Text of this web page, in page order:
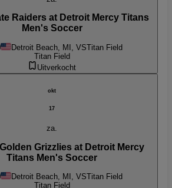
Raiders at Detroit Mercy Titans
Men's Soccer
Detroit Beach, MI, VSTitan Field
Titan Field
Uitverkocht
okt
17
za.
Grizzlies at Detroit Mercy
Titans Men's Soccer
Detroit Beach, MI, VSTitan Field
Titan Field